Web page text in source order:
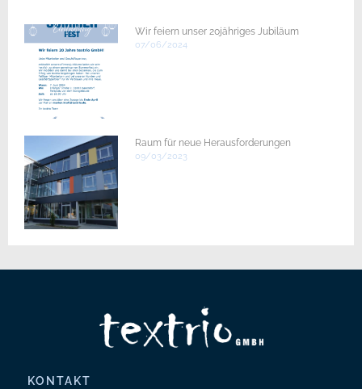
Wir feiern unser 20jähriges Jubiläum
07/06/2024
Raum für neue Herausforderungen
09/03/2023
KONTAKT